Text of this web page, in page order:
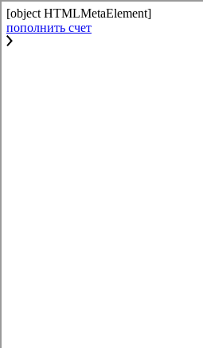
[object HTMLMetaElement]
пополнить счет